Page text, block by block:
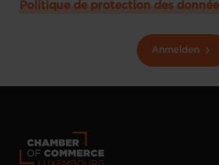
Politique de protection des
Anmelden